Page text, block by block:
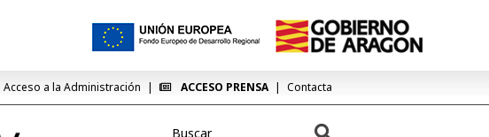
Acceso a la Administración ACCESO PRENSA Contacta